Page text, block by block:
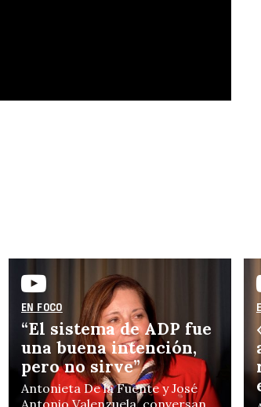
y
EN FOCO
“El sistema de ADP fue
una buena intención,
pero no sirve”
Antonieta De la Fuente y José